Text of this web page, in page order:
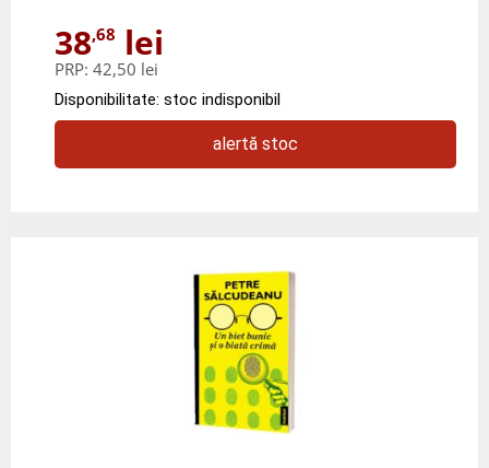
38,68 lei
PRP: 42,50 lei
Disponibilitate: stoc indisponibil
alertă stoc